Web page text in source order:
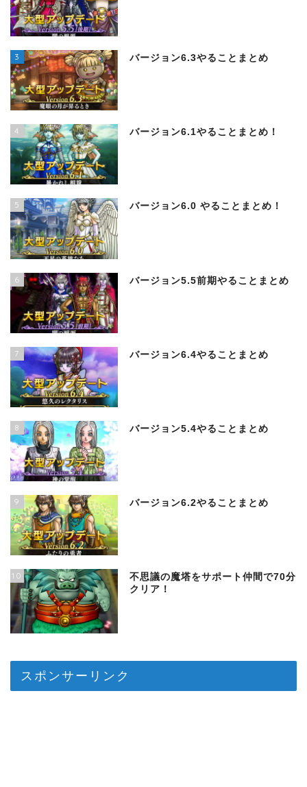
3 バージョン6.3やることまとめ
4 バージョン6.1やることまとめ！
5 バージョン6.0 やることまとめ！
6 バージョン5.5前期やることまとめ
7 バージョン6.4やることまとめ
8 バージョン5.4やることまとめ
9 バージョン6.2やることまとめ
10
不思議の魔塔をサポート仲間で70分
クリア！
スポンサーリンク